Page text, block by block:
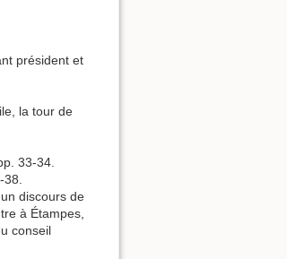
président et
la tour de
33-34.
discours de
à Étampes,
conseil